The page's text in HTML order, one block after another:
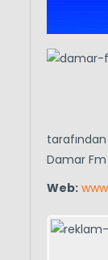
Damar Fm
Web: